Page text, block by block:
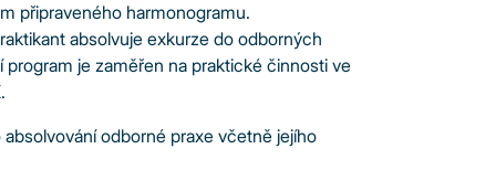
připraveného harmonogramu.
absolvuje exkurze do odborných
program je zaměřen na praktické činnosti ve
odborné praxe včetně jejího